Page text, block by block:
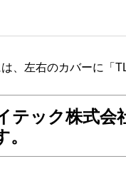
、左右のカバーに「
テック株式